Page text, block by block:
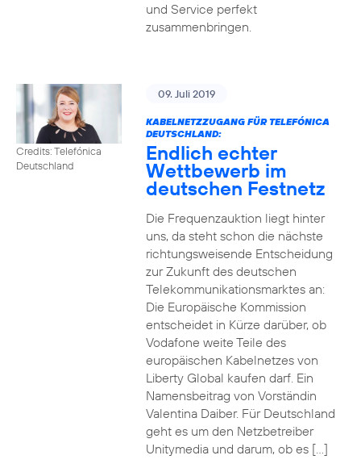
und Service perfekt
zusammenbringen.
Credits: Telefónica
Deutschland
09. Juli 2019
KABELNETZZUGANG FÜR TELEFÓNICA
DEUTSCHLAND:
Endlich echter
Wettbewerb im
deutschen Festnetz
Die Frequenzauktion liegt hinter
uns, da steht schon die nächste
richtungsweisende Entscheidung
zur Zukunft des deutschen
Telekommunikationsmarktes an:
Die Europäische Kommission
entscheidet in Kürze darüber, ob
Vodafone weite Teile des
europäischen Kabelnetzes von
Liberty Global kaufen darf. Ein
Namensbeitrag von Vorständin
Valentina Daiber. Für Deutschland
geht es um den Netzbetreiber
Unitymedia und darum, ob es […]